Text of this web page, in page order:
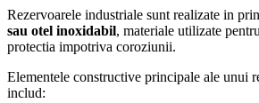
Rezervoarele industriale sunt realizate in
sau otel inoxidabil, materiale utilizate
protectia impotriva coroziunii.
Elementele constructive principale ale unui
includ: